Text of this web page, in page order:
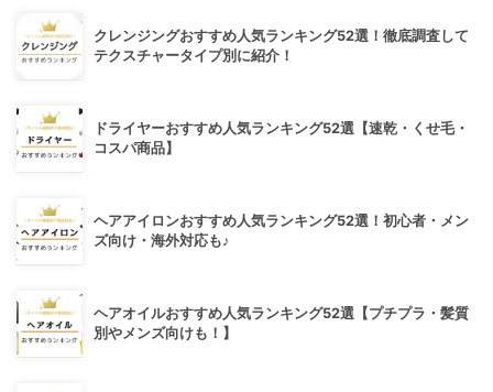
クレンジングおすすめ人気ランキング52選！徹底調査して
テクスチャータイプ別に紹介！
ドライヤーおすすめ人気ランキング52選【速乾・くせ毛・
コスパ商品】
ヘアアイロンおすすめ人気ランキング52選！初心者・メン
ズ向け・海外対応も♪
ヘアオイルおすすめ人気ランキング52選【プチプラ・髪質
別やメンズ向けも！】